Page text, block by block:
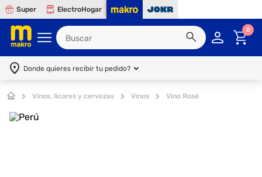
Super ElectroHogar
0
Donde quieres recibir tu pedido?
Vinos, licores y cervezas Vinos Vino Rosé